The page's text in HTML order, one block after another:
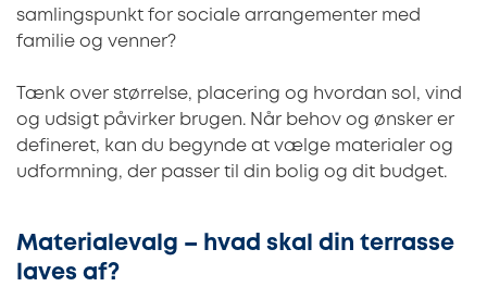
samlingspunkt for sociale arrangementer med
familie og venner?
Tænk over størrelse, placering og hvordan sol, vind
og udsigt påvirker brugen. Når behov og ønsker er
defineret, kan du begynde at vælge materialer og
udformning, der passer til din bolig og dit budget.
Materialevalg – hvad skal din terrasse
laves af?